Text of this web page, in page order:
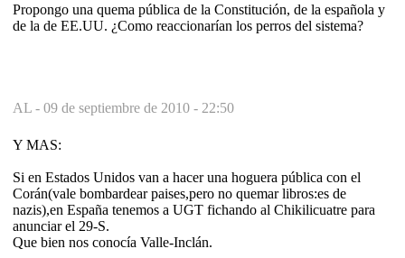
Propongo una quema pública de la Constitución, de la española y
de la de EE.UU. ¿Como reaccionarían los perros del sistema?
AL - 09 de septiembre de 2010 - 22:50
Y MAS:
Si en Estados Unidos van a hacer una hoguera pública con el
Corán(vale bombardear paises,pero no quemar libros:es de
nazis),en España tenemos a UGT fichando al Chikilicuatre para
anunciar el 29-S.
Que bien nos conocía Valle-Inclán.